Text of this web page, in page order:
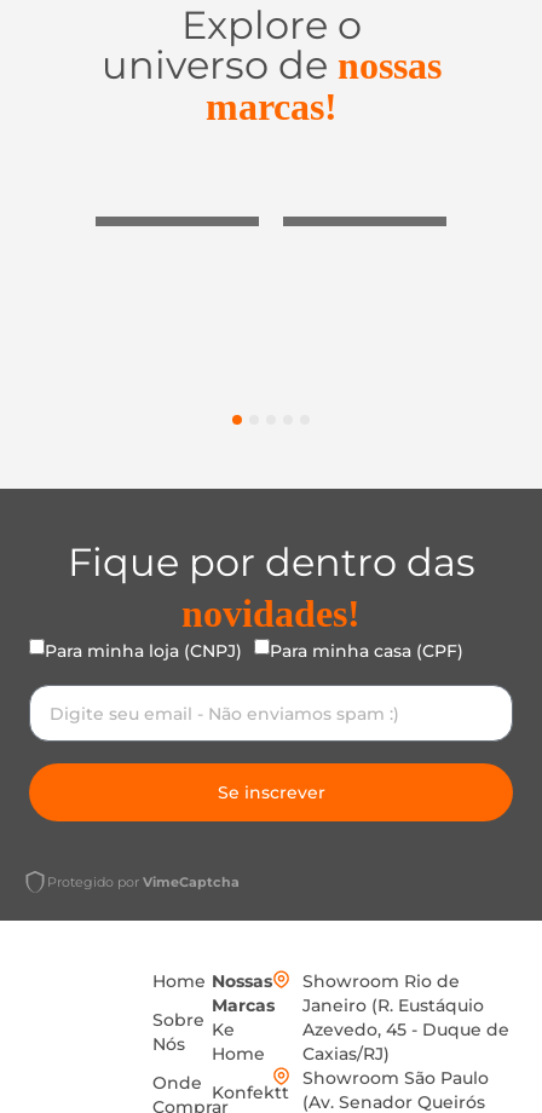
Explore o
universo de nossas
marcas!
45
Fique por dentro das
novidades!
Para minha loja (CNPJ) Para minha casa (CPF)
Se inscrever
Protegido por VimeCaptcha
Home
Sobre
Nós
Onde
Comprar
Nossas
Marcas
Ke
Home
Konfektt
Showroom Rio de
Janeiro (R. Eustáquio
Azevedo, 45 - Duque de
Caxias/RJ)
Showroom São Paulo
(Av. Senador Queirós